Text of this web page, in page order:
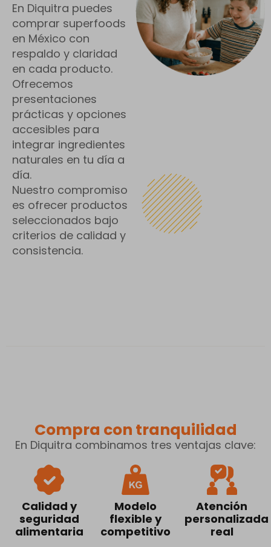
En Diquitra puedes
comprar superfoods
en México con
respaldo y claridad
en cada producto.
Ofrecemos
presentaciones
prácticas y opciones
accesibles para
integrar ingredientes
naturales en tu día a
día.
Nuestro compromiso
es ofrecer productos
seleccionados bajo
criterios de calidad y
consistencia.
Compra con tranquilidad
En Diquitra combinamos tres ventajas clave:
Calidad y
seguridad
alimentaria
Modelo
flexible y
competitivo
Atención
personalizada
real